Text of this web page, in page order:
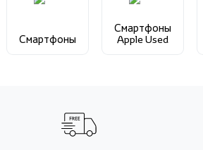
Смартфоны
Смартфоны
Apple Used